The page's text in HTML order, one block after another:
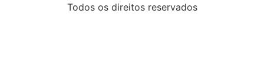
Todos os direitos reservados